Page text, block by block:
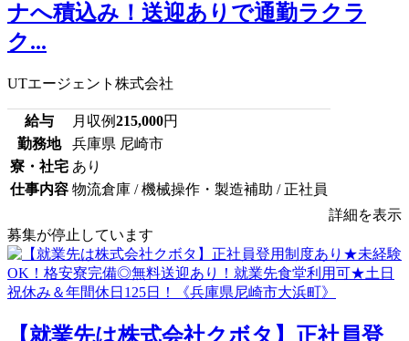
ナへ積込み！送迎ありで通勤ラクラ
ク...
UTエージェント株式会社
給与 月収例215,000円
勤務地
兵庫県 尼崎市
寮・社宅 あり
仕事内容 物流倉庫 / 機械操作・製造補助 / 正社員
詳細を表示
募集が停止しています
【就業先は株式会社クボタ】正社員登